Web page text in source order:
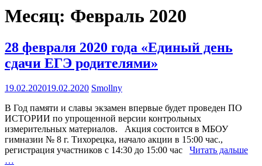
Месяц: Февраль 2020
28 февраля 2020 года «Единый день
сдачи ЕГЭ родителями»
19.02.202019.02.2020 Smollny
В Год памяти и славы экзамен впервые будет проведен ПО
ИСТОРИИ по упрощенной версии контрольных
измерительных материалов. Акция состоится в МБОУ
гимназии № 8 г. Тихорецка, начало акции в 15:00 час.,
регистрация участников с 14:30 до 15:00 час Читать дальше
…